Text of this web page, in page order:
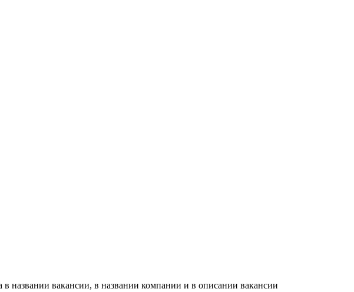
в названии вакансии, в названии компании и в описании вакансии